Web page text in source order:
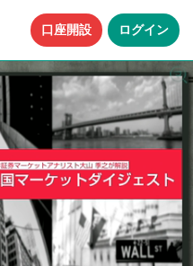
口座開設 ログイン